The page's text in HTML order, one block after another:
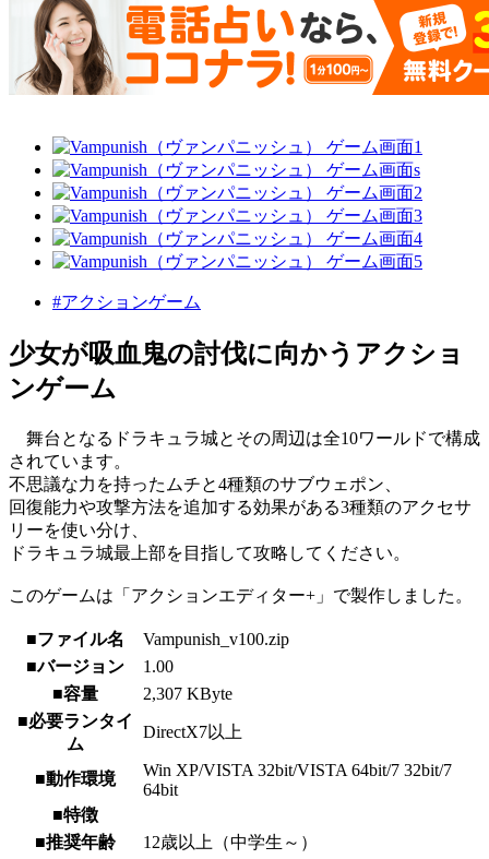
#アクションゲーム
少女が吸血鬼の討伐に向かうアクショ
ンゲーム
舞台となるドラキュラ城とその周辺は全10ワールドで構成
されています。
不思議な力を持ったムチと4種類のサブウェポン、
回復能力や攻撃方法を追加する効果がある3種類のアクセサ
リーを使い分け、
ドラキュラ城最上部を目指して攻略してください。
このゲームは「アクションエディター+」で製作しました。
■ファイル名
Vampunish_v100.zip
■バージョン
1.00
■容量
2,307 KByte
■必要ランタイ
ム
DirectX7以上
■動作環境
Win XP/VISTA 32bit/VISTA 64bit/7 32bit/7
64bit
■特徴
■推奨年齢
12歳以上（中学生～）